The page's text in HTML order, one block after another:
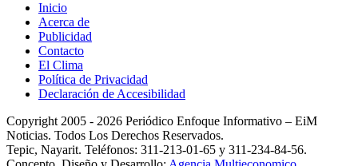
Inicio
Acerca de
Publicidad
Contacto
El Clima
Política de Privacidad
Declaración de Accesibilidad
Copyright 2005 - 2026 Periódico Enfoque Informativo – EiM
Noticias. Todos Los Derechos Reservados.
Tepic, Nayarit. Teléfonos: 311-213-01-65 y 311-234-84-56.